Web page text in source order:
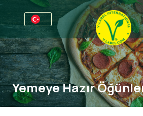
Firmalar için
Üreticiler için bilgiler
V-Label Webinars
Sektörler
Genel Bilgi
SSS
Yemeye Hazır